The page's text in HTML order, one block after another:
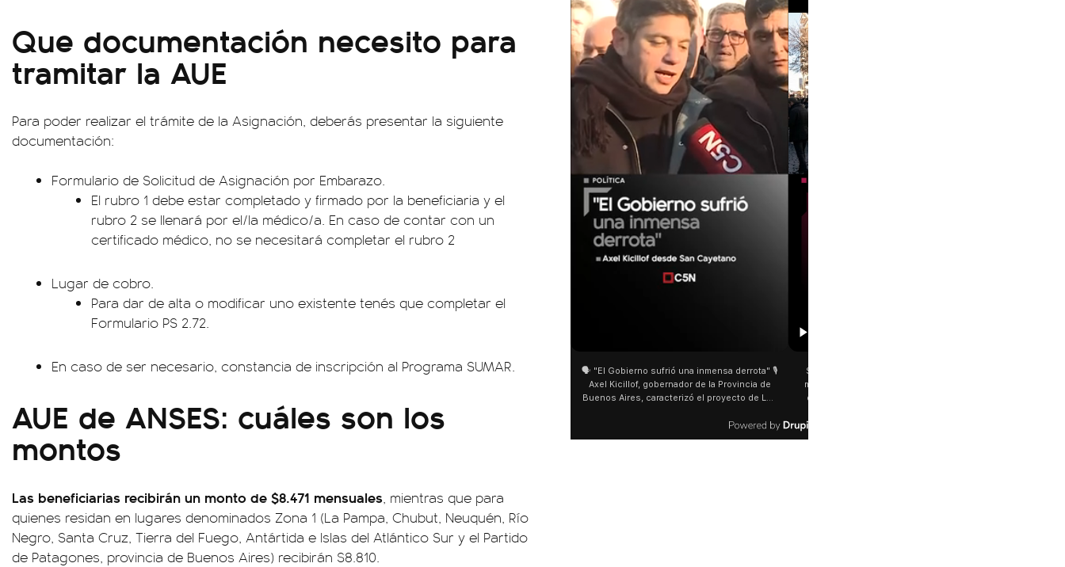
Que documentación necesito para
tramitar la AUE
Para poder realizar el trámite de la Asignación, deberás presentar la siguiente
documentación:
Formulario de Solicitud de Asignación por Embarazo.
El rubro 1 debe estar completado y firmado por la beneficiaria y el
rubro 2 se llenará por el/la médico/a. En caso de contar con un
certificado médico, no se necesitará completar el rubro 2
Lugar de cobro.
Para dar de alta o modificar uno existente tenés que completar el
Formulario PS 2.72.
En caso de ser necesario, constancia de inscripción al Programa SUMAR.
AUE de ANSES: cuáles son los
montos
Las beneficiarias recibirán un monto de $8.471 mensuales, mientras que para
quienes residan en lugares denominados Zona 1 (La Pampa, Chubut, Neuquén, Río
Negro, Santa Cruz, Tierra del Fuego, Antártida e Islas del Atlántico Sur y el Partido
de Patagones, provincia de Buenos Aires) recibirán $8.810.
🗣️ "El Gobierno sufrió una inmensa derrota" 🎙️
Axel Kicillof, gobernador de la Provincia de
Buenos Aires, caracterizó el proyecto de Ley
y destacó "la movilización popular". 📌 La
San Cayetano: Jorge García Cuerva juntó a
miles de peregrinos en Liniers El arzobispo
de Buenos Aires destacó la fortaleza de la
agua y soportó las bajas temperaturas de los
últimos días: "Son dificultades que pudieron